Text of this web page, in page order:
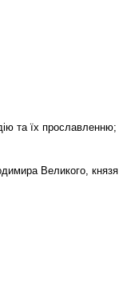
та їх прославленню;
Великого, князя